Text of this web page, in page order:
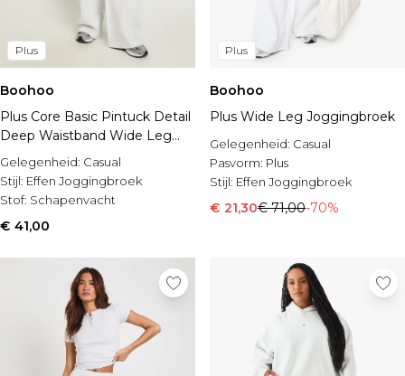
Plus
Boohoo
Plus Core Basic Pintuck Detail
Deep Waistband Wide Leg
Jogger
Gelegenheid: Casual
Stijl: Effen Joggingbroek
Stof: Schapenvacht
€ 41,00
Plus
Boohoo
Plus Wide Leg Joggingbroek
Gelegenheid: Casual
Pasvorm: Plus
Stijl: Effen Joggingbroek
€ 21,30€ 71,00-70%